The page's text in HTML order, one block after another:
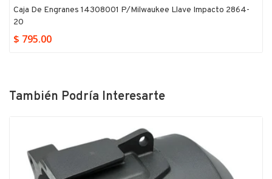
Caja De Engranes 14308001 P/milwaukee Llave Impacto 2864-
20
$ 795.00
También Podría Interesarte